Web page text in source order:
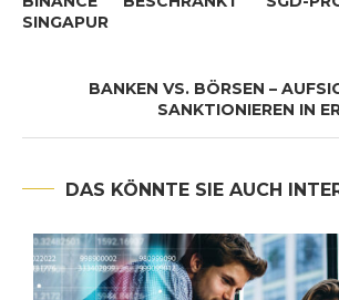
SINGAPUR
BANKEN VS. BÖRSEN –
SANKTIONIEREN IN
DAS KÖNNTE SIE AUCH